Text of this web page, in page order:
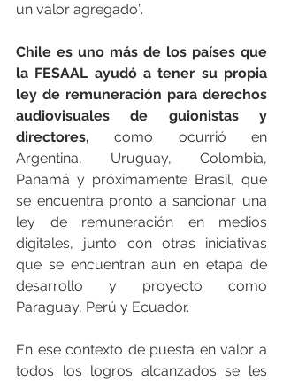
un valor agregado”.
Chile es uno más de los países que
la FESAAL ayudó a tener su propia
ley de remuneración para derechos
audiovisuales de guionistas y
directores, como ocurrió en
Argentina, Uruguay, Colombia,
Panamá y próximamente Brasil, que
se encuentra pronto a sancionar una
ley de remuneración en medios
digitales, junto con otras iniciativas
que se encuentran aún en etapa de
desarrollo y proyecto como
Paraguay, Perú y Ecuador.
En ese contexto de puesta en valor a
todos los logros alcanzados se les